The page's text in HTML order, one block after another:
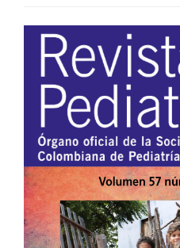
Barra
lateral
del
artículo